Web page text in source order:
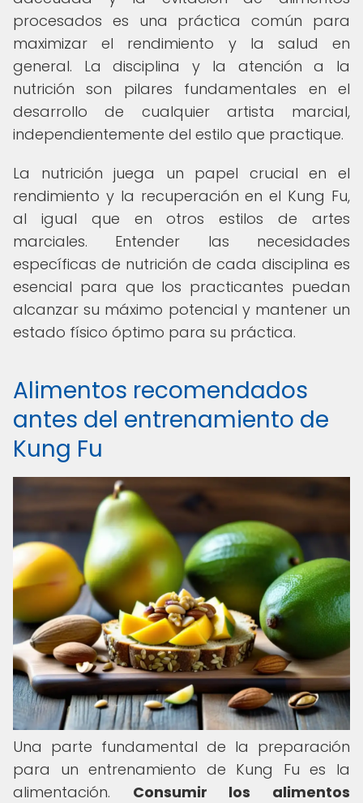
procesados es una práctica común para
maximizar el rendimiento y la salud en
general. La disciplina y la atención a la
nutrición son pilares fundamentales en el
desarrollo de cualquier artista marcial,
independientemente del estilo que practique.
La nutrición juega un papel crucial en el
rendimiento y la recuperación en el Kung Fu,
al igual que en otros estilos de artes
marciales. Entender las necesidades
específicas de nutrición de cada disciplina es
esencial para que los practicantes puedan
alcanzar su máximo potencial y mantener un
estado físico óptimo para su práctica.
Alimentos recomendados
antes del entrenamiento de
Kung Fu
Una parte fundamental de la preparación
para un entrenamiento de Kung Fu es la
alimentación. Consumir los alimentos